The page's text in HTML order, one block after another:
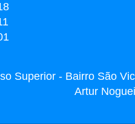
Superior - Bairro São
Artur